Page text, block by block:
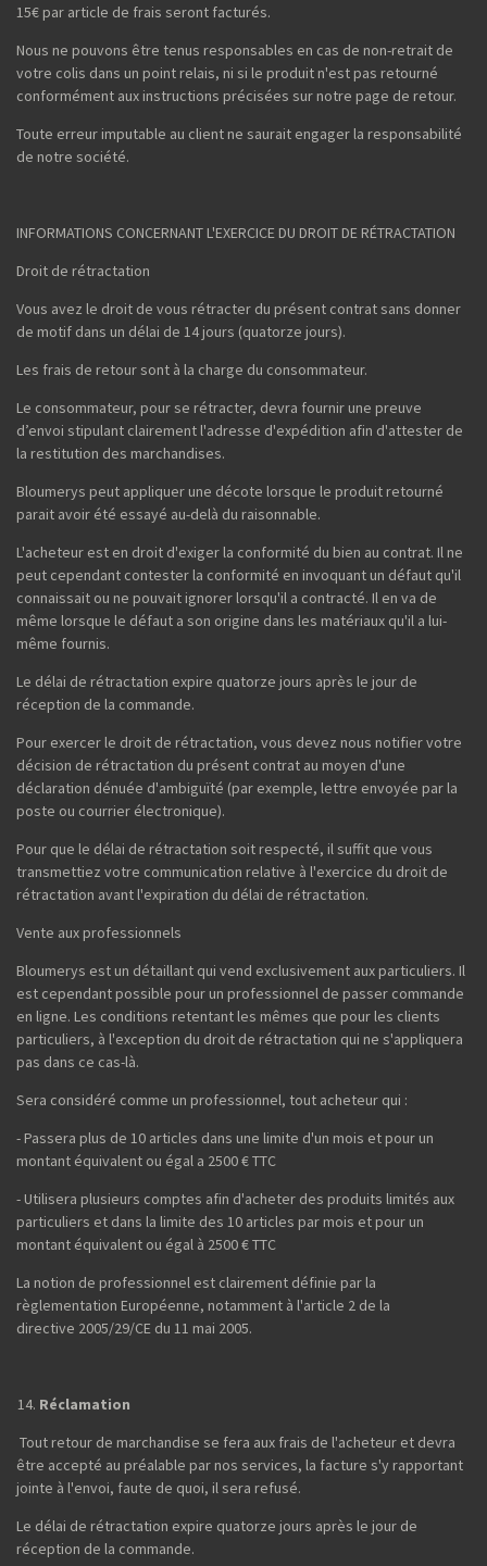
15€ par article de frais seront facturés.
Nous ne pouvons être tenus responsables en cas de non-retrait de
votre colis dans un point relais, ni si le produit n'est pas retourné
conformément aux instructions précisées sur notre page de retour.
Toute erreur imputable au client ne saurait engager la responsabilité
de notre société.
INFORMATIONS CONCERNANT L'EXERCICE DU DROIT DE RÉTRACTATION
Droit de rétractation
Vous avez le droit de vous rétracter du présent contrat sans donner
de motif dans un délai de 14 jours (quatorze jours).
Les frais de retour sont à la charge du consommateur.
Le consommateur, pour se rétracter, devra fournir une preuve
d’envoi stipulant clairement l'adresse d'expédition afin d'attester de
la restitution des marchandises.
Bloumerys peut appliquer une décote lorsque le produit retourné
parait avoir été essayé au-delà du raisonnable.
L'acheteur est en droit d'exiger la conformité du bien au contrat. Il ne
peut cependant contester la conformité en invoquant un défaut qu'il
connaissait ou ne pouvait ignorer lorsqu'il a contracté. Il en va de
même lorsque le défaut a son origine dans les matériaux qu'il a lui-
même fournis.
Le délai de rétractation expire quatorze jours après le jour de
réception de la commande.
Pour exercer le droit de rétractation, vous devez nous notifier votre
décision de rétractation du présent contrat au moyen d'une
déclaration dénuée d'ambiguïté (par exemple, lettre envoyée par la
poste ou courrier électronique).
Pour que le délai de rétractation soit respecté, il suffit que vous
transmettiez votre communication relative à l'exercice du droit de
rétractation avant l'expiration du délai de rétractation.
Vente aux professionnels
Bloumerys est un détaillant qui vend exclusivement aux particuliers. Il
est cependant possible pour un professionnel de passer commande
en ligne. Les conditions retentant les mêmes que pour les clients
particuliers, à l'exception du droit de rétractation qui ne s'appliquera
pas dans ce cas-là.
Sera considéré comme un professionnel, tout acheteur qui :
- Passera plus de 10 articles dans une limite d'un mois et pour un
montant équivalent ou égal a 2500 € TTC
- Utilisera plusieurs comptes afin d'acheter des produits limités aux
particuliers et dans la limite des 10 articles par mois et pour un
montant équivalent ou égal à 2500 € TTC
La notion de professionnel est clairement définie par la
règlementation Européenne, notamment à l'article 2 de la
directive 2005/29/CE du 11 mai 2005.
Réclamation
Tout retour de marchandise se fera aux frais de l'acheteur et devra
être accepté au préalable par nos services, la facture s'y rapportant
jointe à l'envoi, faute de quoi, il sera refusé.
Le délai de rétractation expire quatorze jours après le jour de
réception de la commande.